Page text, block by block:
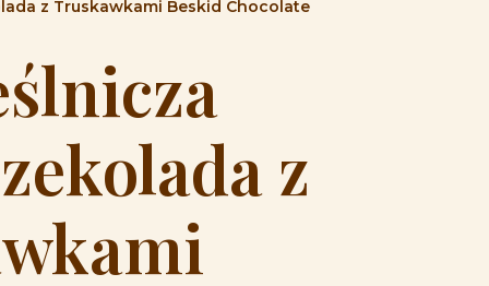
z Truskawkami Beskid Chocolate
z